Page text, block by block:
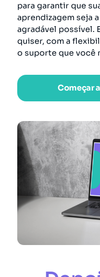
para garantir que
aprendizagem seja
agradável possível.
quiser, com a
o suporte que você
Começar